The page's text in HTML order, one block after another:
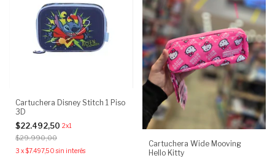
Cartuchera Disney Stitch 1 Piso
3D
$22.492,50 2x1
$29.990,00
3 x$7.497,50 sin interés
Cartuchera Wide Mooving
Hello Kitty